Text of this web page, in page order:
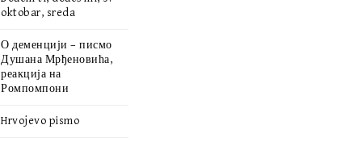
oktobar, sreda
О деменцији – писмо
Душана Мрђеновића,
реакција на
Ромпомпони
Hrvojevo pismo